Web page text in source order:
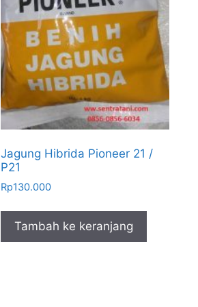
Jagung Hibrida Pioneer 21 /
P21
Rp130.000
Tambah ke keranjang